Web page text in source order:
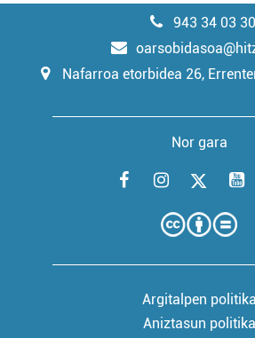
943 34 03 30
Nafarroa etorbidea 26,
Nor gara
Argitalpen politika
Aniztasun politika